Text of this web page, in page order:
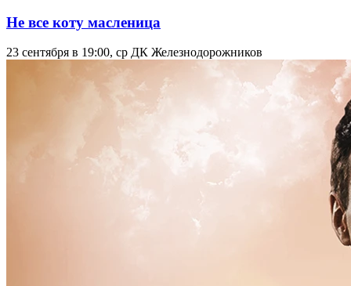
Не все коту масленица
23 сентября в 19:00, ср ДК Железнодорожников